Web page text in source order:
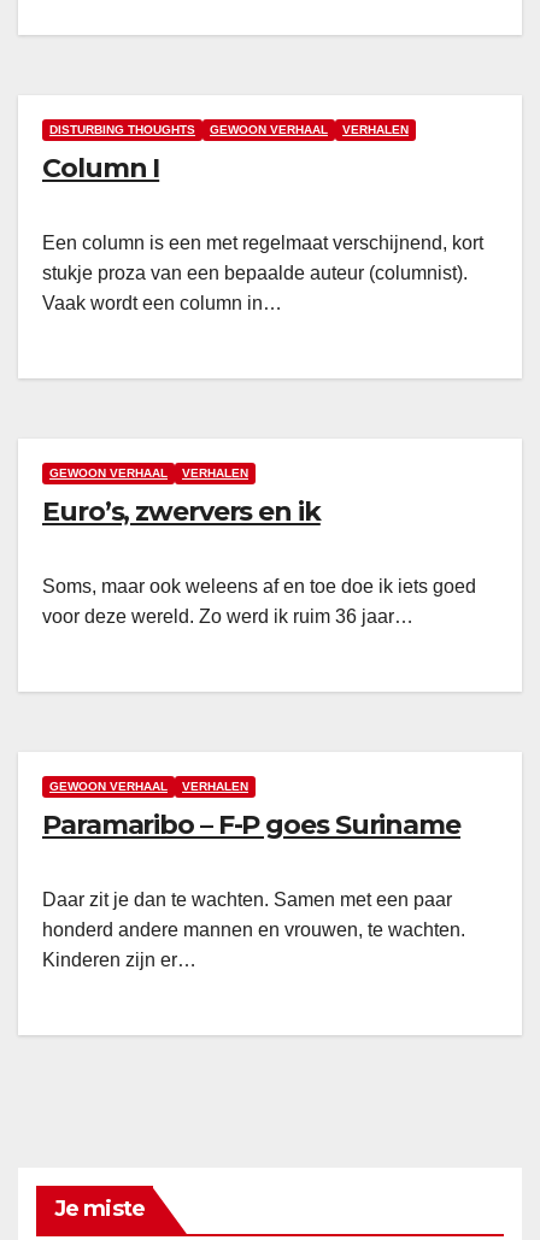
DISTURBING THOUGHTS GEWOON VERHAAL VERHALEN
Column I
Een column is een met regelmaat verschijnend, kort
stukje proza van een bepaalde auteur (columnist).
Vaak wordt een column in…
GEWOON VERHAAL VERHALEN
Euro’s, zwervers en ik
Soms, maar ook weleens af en toe doe ik iets goed
voor deze wereld. Zo werd ik ruim 36 jaar…
GEWOON VERHAAL VERHALEN
Paramaribo – F-P goes Suriname
Daar zit je dan te wachten. Samen met een paar
honderd andere mannen en vrouwen, te wachten.
Kinderen zijn er…
Je miste